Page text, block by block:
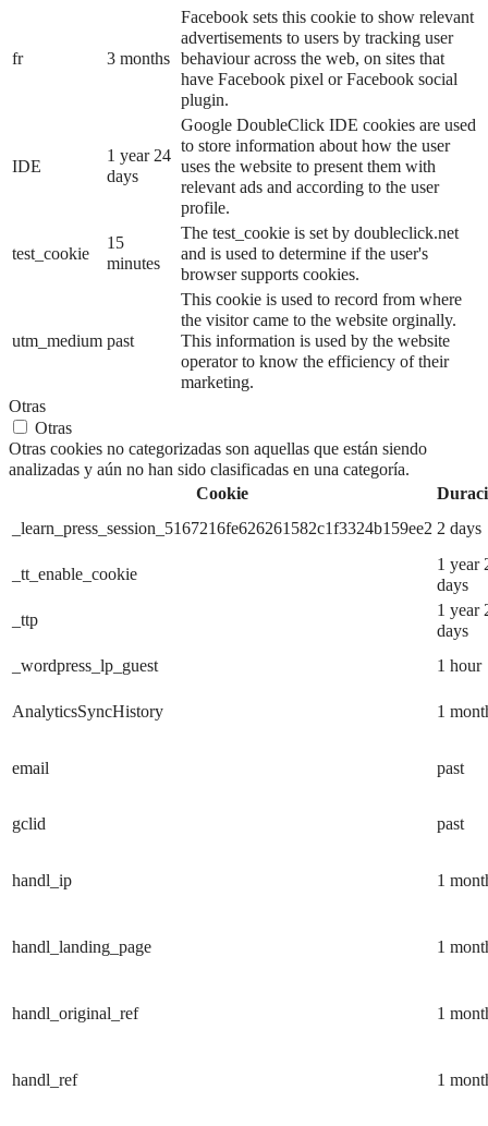
fr 3 months
Facebook sets this cookie to show relevant
advertisements to users by tracking user
behaviour across the web, on sites that
have Facebook pixel or Facebook social
plugin.
IDE
1 year 24
days
Google DoubleClick IDE cookies are used
to store information about how the user
uses the website to present them with
relevant ads and according to the user
profile.
test_cookie
15
minutes
The test_cookie is set by doubleclick.net
and is used to determine if the user's
browser supports cookies.
utm_medium past
This cookie is used to record from where
the visitor came to the website orginally.
This information is used by the website
operator to know the efficiency of their
marketing.
Otras
Otras
Otras cookies no categorizadas son aquellas que están siendo
analizadas y aún no han sido clasificadas en una categoría.
Cookie
_learn_press_session_5167216fe626261582c1f3324b159ee2 2 days
_tt_enable_cookie
1 year
days
_ttp
1 year
days
_wordpress_lp_guest
1 hour
AnalyticsSyncHistory 1
email past
gclid past
handl_ip 1
handl_landing_page 1
handl_original_ref 1
handl_ref 1